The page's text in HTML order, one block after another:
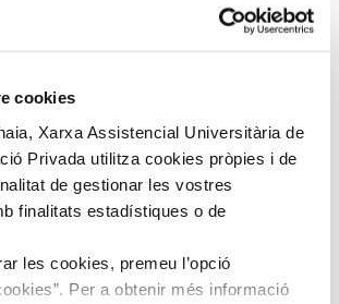
cookies
Xarxa Assistencial Universitària de
Privada utilitza cookies pròpies i de
de gestionar les vostres
finalitats estadístiques o de
les cookies, premeu l’opció
Per a obtenir més informació
us desitgem Bones Festes i us
de posts anteriors que poden